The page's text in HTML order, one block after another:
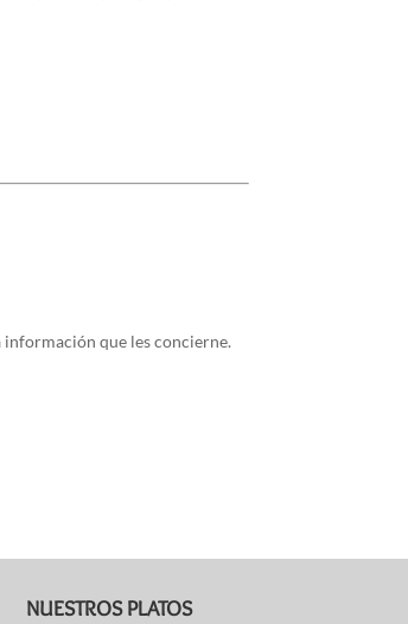
que les concierne.
NUESTROS PLATOS